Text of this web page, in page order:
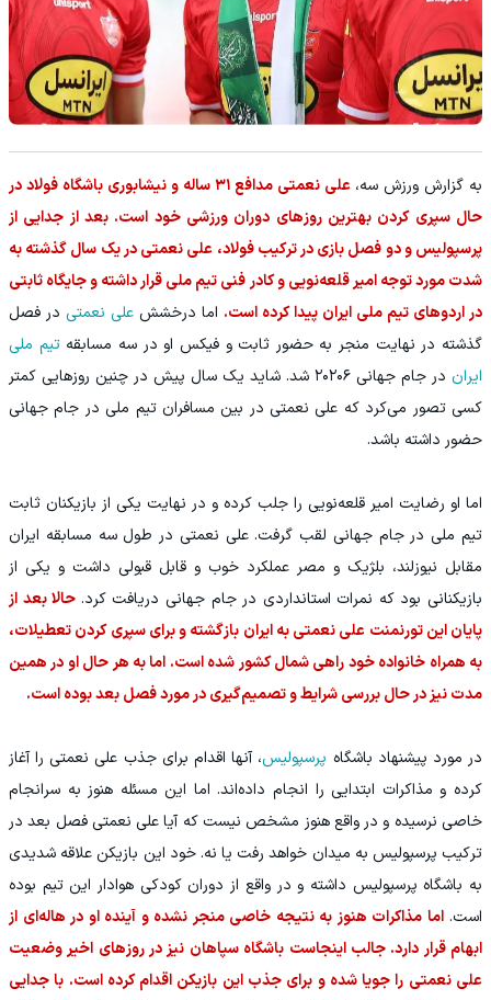
به گزارش ورزش سه،
علی نعمتی مدافع ۳۱ ساله و نیشابوری باشگاه فولاد در
حال سپری کردن بهترین روزهای دوران ورزشی خود است. بعد از جدایی از
پرسپولیس و دو فصل بازی در ترکیب فولاد، علی نعمتی در یک سال گذشته به
شدت مورد توجه امیر قلعه‌نویی و کادر فنی تیم ملی قرار داشته و جایگاه ثابتی
در اردوهای تیم ملی ایران پیدا کرده است. اما درخشش علی نعمتی در فصل
گذشته در نهایت منجر به حضور ثابت و فیکس او در سه مسابقهتیم ملی
ایران
در جام جهانی ۲۰۲۰۶ شد. شاید یک سال پیش در چنین روزهایی کمتر
کسی تصور می‌کرد که علی نعمتی در بین مسافران تیم ملی در جام جهانی
حضور داشته باشد.
اما او رضایت امیر قلعه‌نویی را جلب کرده و در نهایت یکی از بازیکنان ثابت
تیم ملی در جام جهانی لقب گرفت. علی نعمتی در طول سه مسابقه ایران
مقابل نیوزلند، بلژیک و مصر عملکرد خوب و قابل قبولی داشت و یکی از
بازیکنانی بود که نمرات استانداردی در جام جهانی دریافت کرد. حالا بعد از
پایان این تورنمنت علی نعمتی به ایران بازگشته و برای سپری کردن تعطیلات،
به همراه خانواده خود راهی شمال کشور شده است. اما به هر حال او در همین
مدت نیز در حال بررسی شرایط و تصمیم‌گیری در مورد فصل بعد بوده است.
در مورد پیشنهاد باشگاه پرسپولیس، آنها اقدام برای جذب علی نعمتی را آغاز
کرده و مذاکرات ابتدایی را انجام داده‌اند. اما این مسئله هنوز به سرانجام
خاصی نرسیده و در واقع هنوز مشخص نیست که آیا علی نعمتی فصل بعد در
ترکیب پرسپولیس به میدان خواهد رفت یا نه. خود این بازیکن علاقه شدیدی
به باشگاه پرسپولیس داشته و در واقع از دوران کودکی هوادار این تیم بوده
است.اما مذاکرات هنوز به نتیجه خاصی منجر نشده و آینده او در هاله‌ای از
ابهام قرار دارد. جالب اینجاست باشگاه سپاهان نیز در روزهای اخیر وضعیت
علی نعمتی را جویا شده و برای جذب این بازیکن اقدام کرده است. با جدایی